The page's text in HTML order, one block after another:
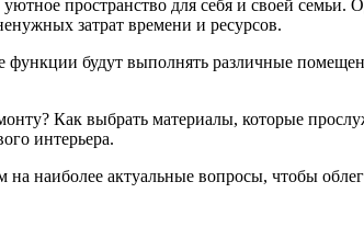
пространство для себя и своей семьи.
затрат времени и ресурсов.
функции будут выполнять различные
Как выбрать материалы, которые
интерьера.
наиболее актуальные вопросы, чтобы